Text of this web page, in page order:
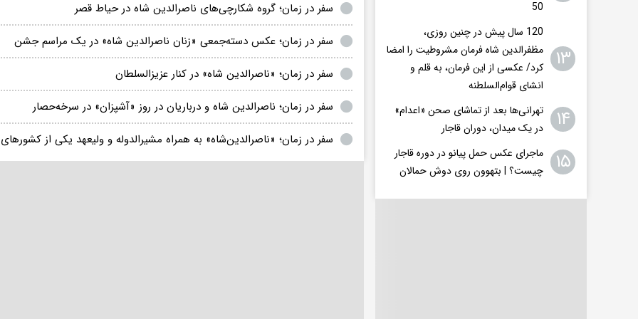
سفر در زمان؛ گروه شکارچی‌های ناصرالدین شاه در حیاط قصر
سفر در زمان؛ عکس دسته‌جمعی «زنان ناصرالدین شاه» در یک مراسم جشن
سفر در زمان؛ «ناصرالدین شاه» در کنار عزیزالسلطان
سفر در زمان؛ ناصرالدین شاه و درباریان در روز «آشپزان» در سرخه‌حصار
سفر در زمان؛ «ناصرالدین‌شاه» به همراه مشیرالدوله و ولیعهد یکی از کشورهای
50
۱۳
120 سال پیش در چنین روزی،
مظفرالدین شاه فرمان مشروطیت را امضا
کرد/ عکسی از این فرمان، به قلم و
انشای قوام‌السلطنه
۱۴
تهرانی‌ها بعد از تماشای صحن «اعدام»
در یک میدان، دوران قاجار
۱۵
ماجرای عکس حمل پیانو در دوره قاجار
چیست؟ | بتهوون روی دوش حمالان